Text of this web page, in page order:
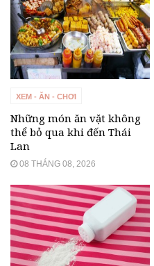
XEM - ĂN - CHƠI
Những món ăn vặt không
thể bỏ qua khi đến Thái
Lan
08 THÁNG 08, 2026